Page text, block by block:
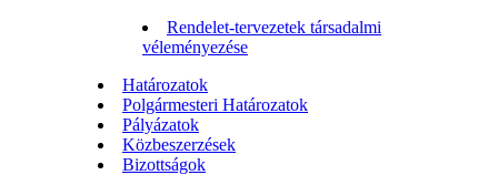
Rendelet-tervezetek társadalmi
véleményezése
Határozatok
Polgármesteri Határozatok
Pályázatok
Közbeszerzések
Bizottságok